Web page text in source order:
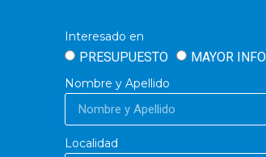
Interesado en
PRESUPUESTO MAYOR
Nombre y Apellido
Localidad